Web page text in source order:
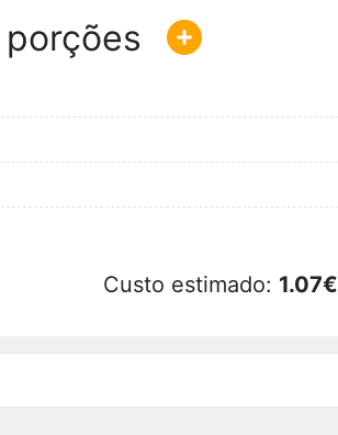
Custo estimado: 1.07€